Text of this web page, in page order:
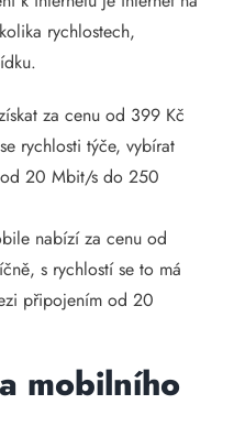
rychlostech,
za cenu od 399 Kč
rychlosti týče, vybírat
20 Mbit/s do 250
nabízí za cenu od
s rychlostí se to má
připojením od 20
mobilního